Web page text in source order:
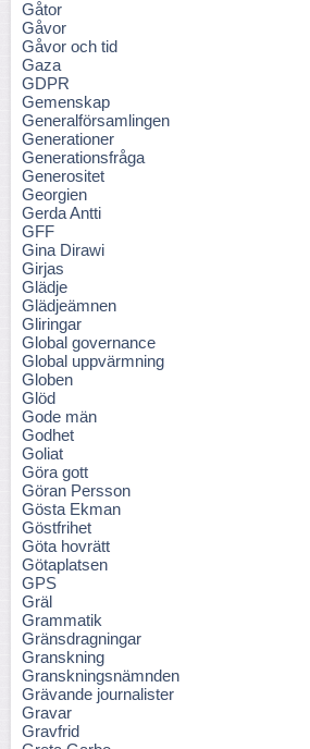
Gåtor
Gåvor
Gåvor och tid
Gaza
GDPR
Gemenskap
Generalförsamlingen
Generationer
Generationsfråga
Generositet
Georgien
Gerda Antti
GFF
Gina Dirawi
Girjas
Glädje
Glädjeämnen
Gliringar
Global governance
Global uppvärmning
Globen
Glöd
Gode män
Godhet
Goliat
Göra gott
Göran Persson
Gösta Ekman
Göstfrihet
Göta hovrätt
Götaplatsen
GPS
Gräl
Grammatik
Gränsdragningar
Granskning
Granskningsnämnden
Grävande journalister
Gravar
Gravfrid